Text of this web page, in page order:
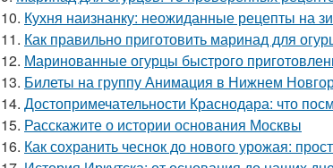
10. Кухня наизнанку: неожиданные рецепты на
11. Как правильно приготовить маринад для
12. Маринованные огурцы быстрого
13. Билеты на группу Анимация в Нижнем
14. Достопримечательности Краснодара: что
15. Расскажите о истории основания Москвы
16. Как сохранить чеснок до нового урожая: